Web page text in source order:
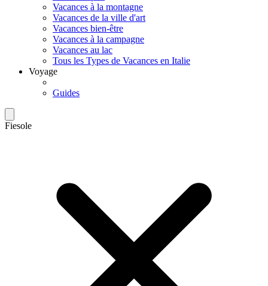
Vacances à la montagne
Vacances de la ville d'art
Vacances bien-être
Vacances à la campagne
Vacances au lac
Tous les Types de Vacances en Italie
Voyage
Guides
Fiesole